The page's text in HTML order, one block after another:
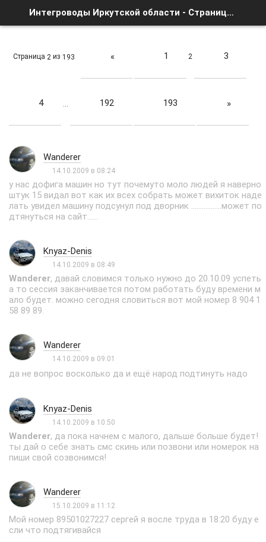
Интегроводы Иркутской области - Страница 2 - Список форумов
Страница 2 из 193 « 1 2 3
4 … 192 193 »
Wanderer
14.10.2009 в 08:24
у нас дофига машин но тут почемуто моло людей я наверно
штук 15 видал вот как их всех собрать может вихиток наде
лать увидел машину подсунул под дворник .................может по
дтянуться на сайт......
Knyaz-Denis
14.10.2009 в 08:49
Wanderer, давай словимся только нужно до 20.10.09 успеть
а то сессия заканчивается потом работать буду времени м
ало будет. можно сегодня словиться вот мой номер 8 904 1
58 89 89.
Wanderer
14.10.2009 в 09:01
да не вопрос восколько да и ещё народ подтинуть надо
Knyaz-Denis
14.10.2009 в 10:50
Wanderer, да пока начнем с малого, дальше больше будет!
ты дай о себе знать смс скинь или позвони или номерок на
пиши свой созвонимся!
Wanderer
15.10.2009 в 11:12
Мой номер 89501027227 сергей я восле труда в 18:20 буду е
сли что подтягивайся